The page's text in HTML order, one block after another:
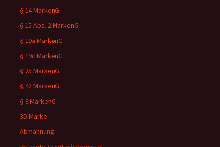
§ 14 MarkenG
§ 15 Abs. 2 MarkenG
§ 19a MarkenG
§ 19c MarkenG
§ 25 MarkenG
§ 42 MarkenG
§ 9 MarkenG
3D-Marke
Abmahnung